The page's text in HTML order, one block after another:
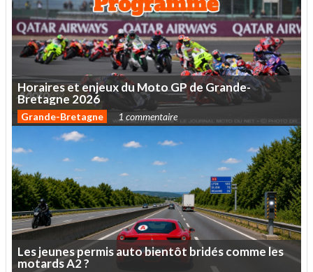
HorairesetenjeuxduMotoGPdeGrande-
Bretagne 2026
Grande-Bretagne 1 commentaire
Lesjeunespermisautobientôt bridéscommeles
motardsA2?